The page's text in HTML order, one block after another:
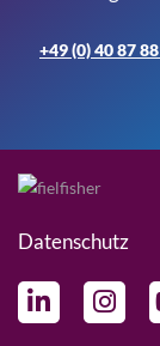
+49 (0) 40 87
Datenschutz